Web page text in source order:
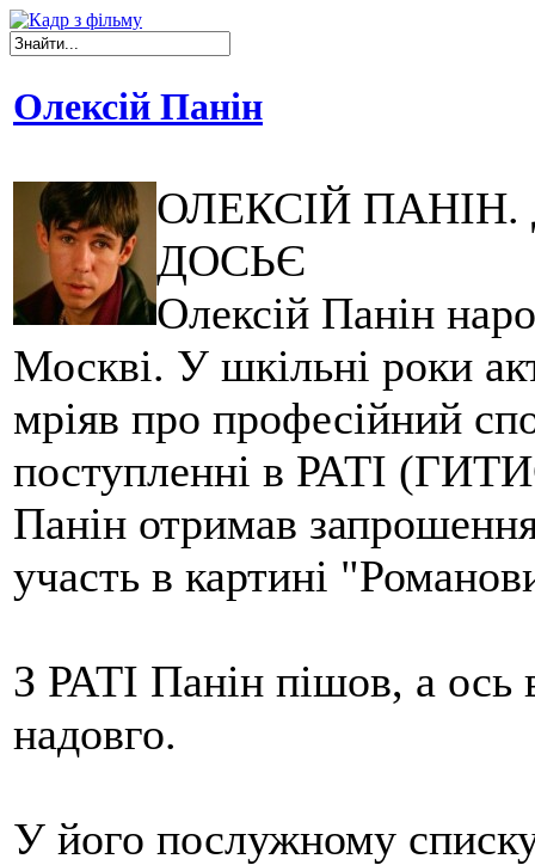
Олексій Панін
ОЛЕКСІЙ
ДОСЬЄ
Олексій Панін
Москві. У шкільні роки
мріяв про професійний
поступленні в РАТІ
Панін отримав
участь в картині
З РАТІ Панін пішов, а ось
надовго.
У його послужному